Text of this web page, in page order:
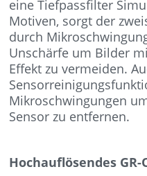
eine Tiefpassfilter
Motiven, sorgt der
durch
Unschärfe um Bilder
Effekt zu vermeiden.
Mikroschwingungen
Sensor zu entfernen.
Hochauflösendes